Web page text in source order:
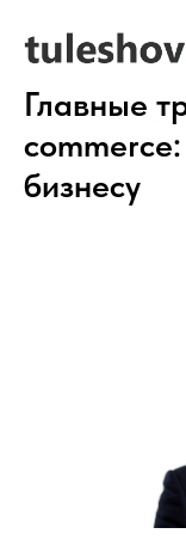
Главные
commerce:
бизнесу